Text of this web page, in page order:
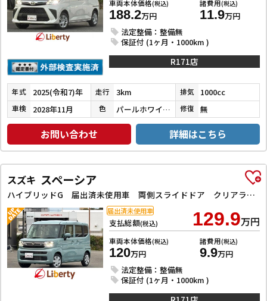
車両本体価格(税込)
188.2万円
諸費用(税込)
11.9万円
法定整備：整備無
保証付 (1ヶ月・1000km )
R171店
年式 2025(令和7)年 走行 3km 排気 1000cc
車検 2028年11月 色 パールホワイトⅢ 修復 無
お問い合わせ 詳細はこちら
スズキ スペーシア
ハイブリッドG 届出済未使用車 両側スライドドア クリアランスソナー 衝突被害軽減システム オートライト LEDヘッドランプ スマートキー アイドリングストップ 電動格納ミラー ベンチシート CVT 盗難防止システム
支払総額(税込) 129.9万円
車両本体価格(税込)
120万円
諸費用(税込)
9.9万円
法定整備：整備無
保証付 (1ヶ月・1000km )
届出済未使用車